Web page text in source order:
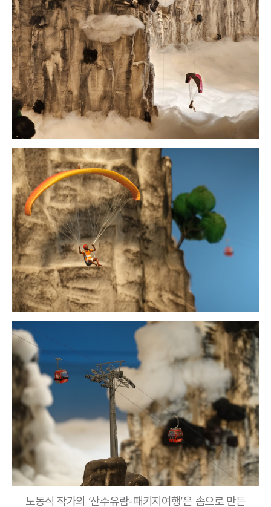
노동식 작가의 ‘산수유람-패키지여행’은 솜으로 만든